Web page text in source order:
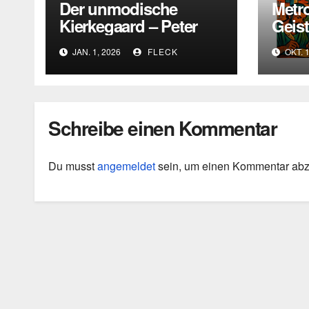
Der unmodische
Kierkegaard – Peter
Druckers
existentialistische
Intervention von 1933
JAN. 1, 2026 FLECK OKT.
Schreibe einen Kommentar
Du musstangemeldetsein, um einen Kommentar